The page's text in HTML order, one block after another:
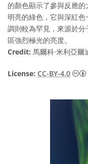
的顏色顯示了參與反應
明亮的綠色，它與深紅
調則較為罕見，來源於
區強烈極光的亮度。
Credit: 馬爾科·米利亞爾
License: CC-BY-4.0